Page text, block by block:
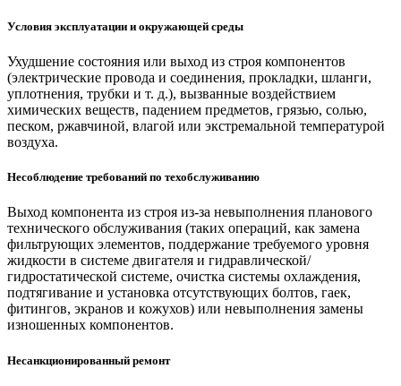
Условия эксплуатации и окружающей среды
Ухудшение состояния или выход из строя компонентов
(электрические провода и соединения, прокладки, шланги,
уплотнения, трубки и т. д.), вызванные воздействием
химических веществ, падением предметов, грязью, солью,
песком, ржавчиной, влагой или экстремальной температурой
воздуха.
Несоблюдение требований по техобслуживанию
Выход компонента из строя из-за невыполнения планового
технического обслуживания (таких операций, как замена
фильтрующих элементов, поддержание требуемого уровня
жидкости в системе двигателя и гидравлической/
гидростатической системе, очистка системы охлаждения,
подтягивание и установка отсутствующих болтов, гаек,
фитингов, экранов и кожухов) или невыполнения замены
изношенных компонентов.
Несанкционированный ремонт